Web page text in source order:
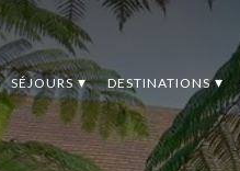
SÉJOURS DESTINATIONS